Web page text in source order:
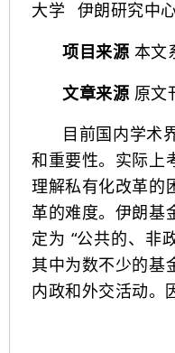
大学
伊朗研究中
项目来源 本文
文章来源 原文
目前国内学术
和重要性。实际上
理解私有化改革的
革的难度。伊朗基
定为 “公共的、非
其中为数不少的基
内政和外交活动。